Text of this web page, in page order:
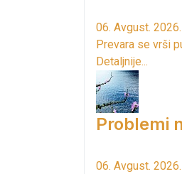
06. Avgust. 2026.
Prevara se vrši
Detaljnije...
Problemi
06. Avgust. 2026.